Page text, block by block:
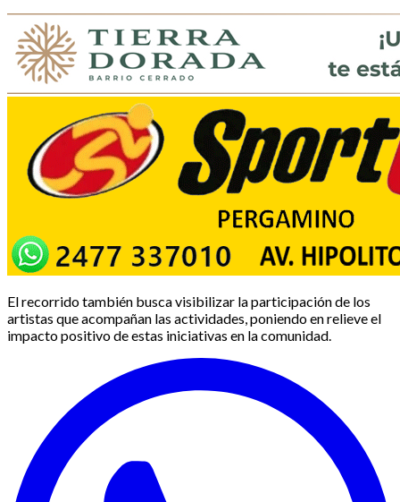
El recorrido también busca visibilizar la participación de los
artistas que acompañan las actividades, poniendo en relieve el
impacto positivo de estas iniciativas en la comunidad.